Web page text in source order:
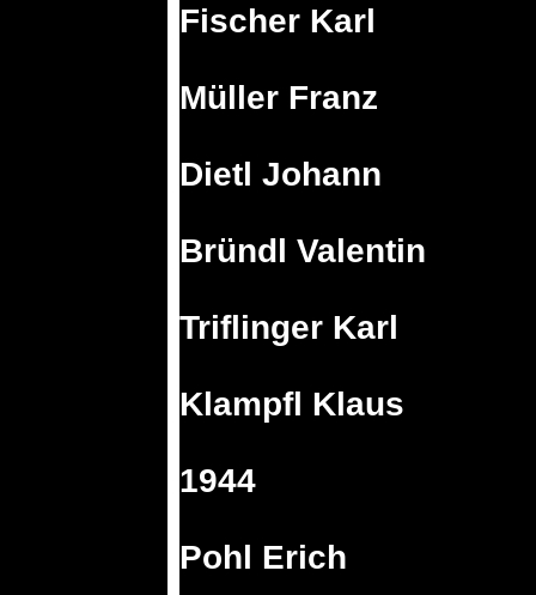
Fischer Karl
Müller Franz
Dietl Johann
Bründl Valentin
Triflinger Karl
Klampfl Klaus
1944
Pohl Erich